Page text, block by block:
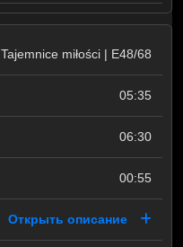
Tajemnice miłości | E48/68
05:35
06:30
00:55
Открыть описание